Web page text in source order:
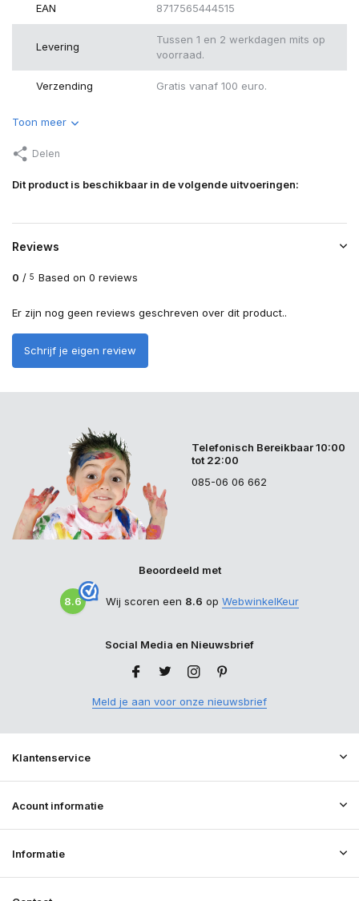
EAN 8717565444515
Levering
Tussen 1 en 2 werkdagen mits op
voorraad.
Verzending Gratis vanaf 100 euro.
Toon meer
Delen
Dit product is beschikbaar in de volgende uitvoeringen:
Reviews
0 / 5 Based on 0 reviews
Er zijn nog geen reviews geschreven over dit product..
Schrijf je eigen review
Telefonisch Bereikbaar 10:00
tot 22:00
085-06 06 662
Beoordeeld met
8.6 Wij scoren een 8.6 op WebwinkelKeur
Social Media en Nieuwsbrief
Meld je aan voor onze nieuwsbrief
Klantenservice
Acount informatie
Informatie